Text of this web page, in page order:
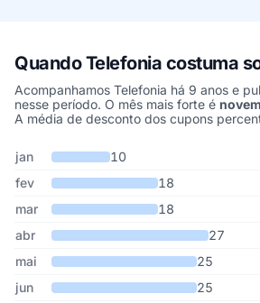
Quando Telefonia costuma
Acompanhamos Telefonia há 9 anos e
nesse período. O mês mais forte é
A média de desconto dos cupons
Cupons de Telefonia publicados por
Mês Cupons publicados
jan 10
fev 18
mar 18
abr 27
mai 25
jun 25